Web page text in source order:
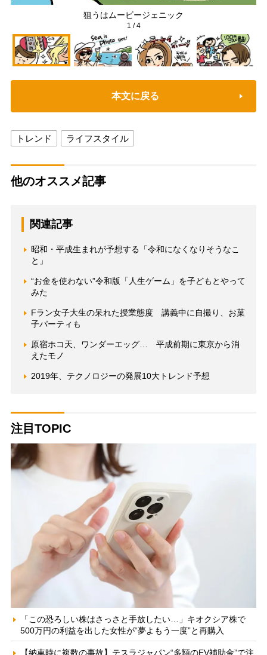
狙うはムービージェニック
1 /4
本文に戻る
トレンド ライフスタイル
他のオススメ記事
関連記事
昭和・平成生まれが予想する「令和になくなりそうなこ
と」
“お金を使わない”令和版「人生ゲーム」を子どもとやって
みた
Fラン女子大生の呆れた授業態度 講義中に自撮り、お菓
子パーティも
原宿ホコ天、ワンダーエッグ… 平成前期に東京から消
えたモノ
2019年、テクノロジーの発展10大トレンド予想
注目TOPIC
「この恐ろしい株はさっさと手放したい…」キオクシア株で
500万円の利益を出した女性が“夢よもう一度”と再購入
【納車時に複数の事故】テスラジャパン“多額のEV補助金”で注